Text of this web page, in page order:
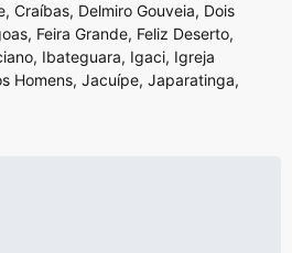
, Craíbas, Delmiro Gouveia, Dois
, Feira Grande, Feliz Deserto,
, Ibateguara, Igaci, Igreja
Homens, Jacuípe, Japaratinga,